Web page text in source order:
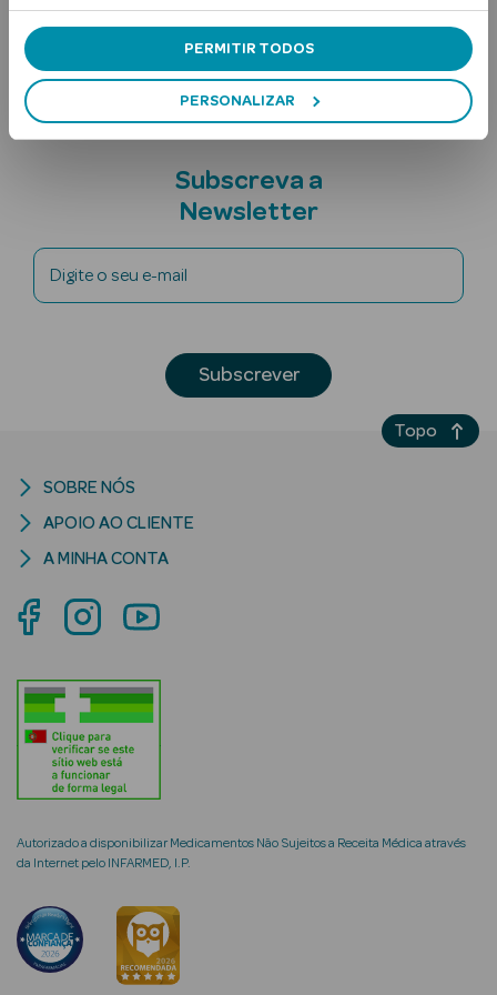
PERMITIR TODOS
PERSONALIZAR
Corpo
Rosto e
Ver Tudo
Cosmética
Rosto
Hidratantes
Séruns Faciais
Creme de Olhos
Anti-
envelhecimento
Nota adicional
Subscreva a
Newsletter
Digite o seu e-mail
Subscrever
Autorizado a disponibilizar Medicamentos Não Sujeitos a Receita Médica através
da Internet pelo INFARMED, I.P.
SOBRE NÓS
APOIO AO CLIENTE
A MINHA CONTA
Topo